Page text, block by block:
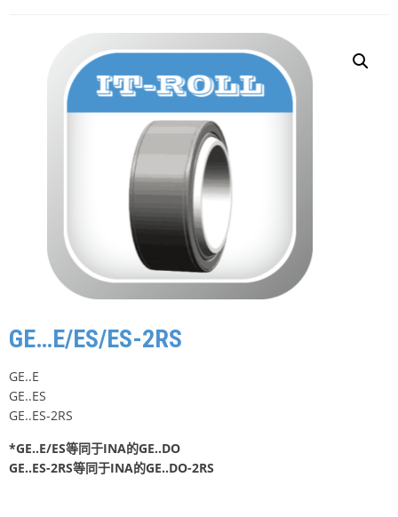
GE…E/ES/ES-2RS
GE..E
GE..ES
GE..ES-2RS
*GE..E/ES等同于INA的GE..DO
GE..ES-2RS等同于INA的GE..DO-2RS